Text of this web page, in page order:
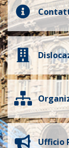
Ufficio